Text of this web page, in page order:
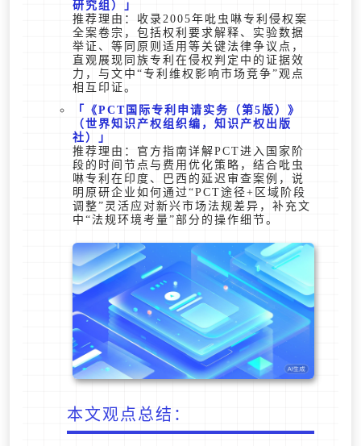
研究组）
推荐理由：收录2005年吡虫啉专利侵权案
全案卷宗，包括权利要求解释、实验数据
举证、等同原则适用等关键法律争议点，
直观展现同族专利在侵权判定中的证据效
力，与文中“专利维权影响市场竞争”观点
相互印证。
《PCT国际专利申请实务（第5版）》
（世界知识产权组织编，知识产权出版
社）
推荐理由：官方指南详解PCT进入国家阶
段的时间节点与费用优化策略，结合吡虫
啉专利在印度、巴西的延迟审查案例，说
明原研企业如何通过“PCT途径+区域阶段
调整”灵活应对新兴市场法规差异，补充文
中“法规环境考量”部分的操作细节。
本文观点总结：